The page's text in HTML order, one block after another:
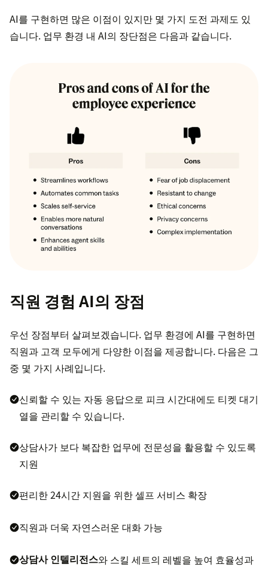
AI를 구현하면 많은 이점이 있지만 몇 가지 도전 과제도 있
습니다. 업무 환경 내 AI의 장단점은 다음과 같습니다.
직원 경험 AI의 장점
우선 장점부터 살펴보겠습니다. 업무 환경에 AI를 구현하면
직원과 고객 모두에게 다양한 이점을 제공합니다. 다음은 그
중 몇 가지 사례입니다.
신뢰할 수 있는 자동 응답으로 피크 시간대에도 티켓 대기
열을 관리할 수 있습니다.
상담사가 보다 복잡한 업무에 전문성을 활용할 수 있도록
지원
편리한 24시간 지원을 위한 셀프 서비스 확장
직원과 더욱 자연스러운 대화 가능
상담사 인텔리전스와 스킬 세트의 레벨을 높여 효율성과